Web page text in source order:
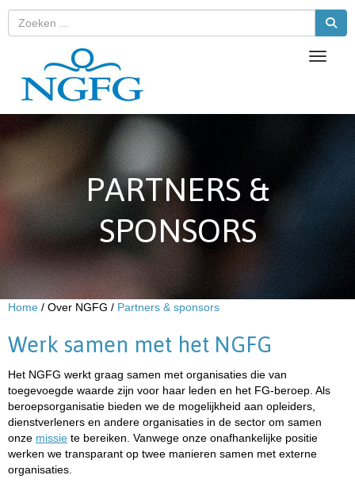
Toggle
PARTNERS &
SPONSORS
Home / Over NGFG / Partners & sponsors
Werk samen met het NGFG
Het NGFG werkt graag samen met organisaties die van
toegevoegde waarde zijn voor haar leden en het FG-beroep. Als
beroepsorganisatie bieden we de mogelijkheid aan opleiders,
dienstverleners en andere organisaties in de sector om samen
onze missie te bereiken. Vanwege onze onafhankelijke positie
werken we transparant op twee manieren samen met externe
organisaties.